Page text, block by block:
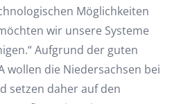
Möglichkeiten
wir unsere Systeme
Aufgrund der guten
wollen die Niedersachsen bei
setzen daher auf den